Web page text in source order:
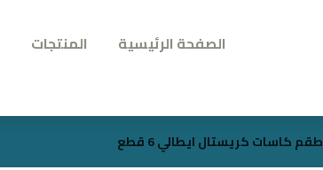
الصفحة الرئيسية المنتجات
طقم كاسات كريستال ايطالي 6 قطع